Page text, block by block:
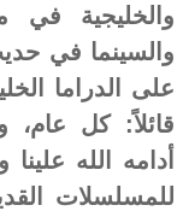
والخليجية في
والسينما في
على الدراما
قائلاً: كل عام،
أدامه الله
للمسلسلات